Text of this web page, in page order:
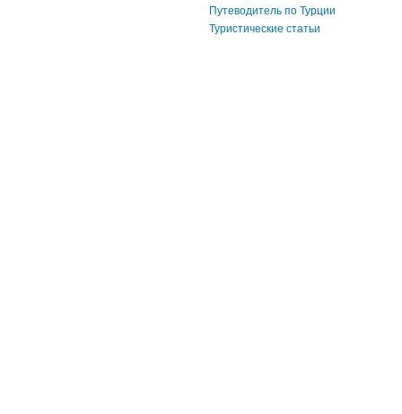
Путеводитель по Турции
Туристические статьи